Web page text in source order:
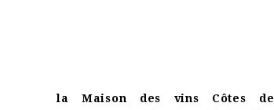
la Maison des vins Côtes de